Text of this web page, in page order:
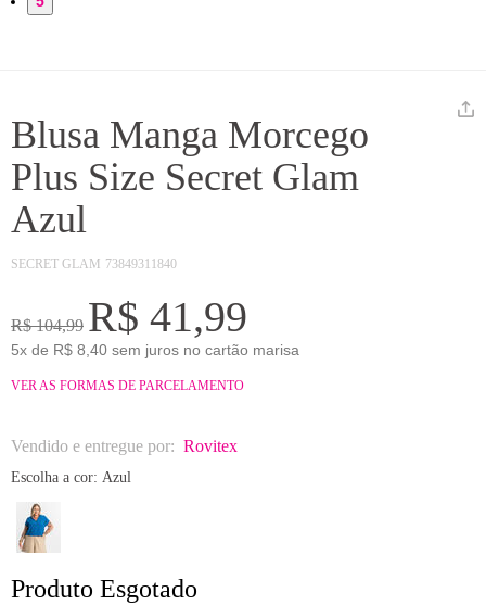
Blusa Manga Morcego
Plus Size Secret Glam
Azul
SECRET GLAM 73849311840
R$ 104,99 R$ 41,99
5x de R$ 8,40 sem juros no cartão marisa
VER AS FORMAS DE PARCELAMENTO
Vendido e entregue por: Rovitex
Escolha a cor: Azul
Produto Esgotado